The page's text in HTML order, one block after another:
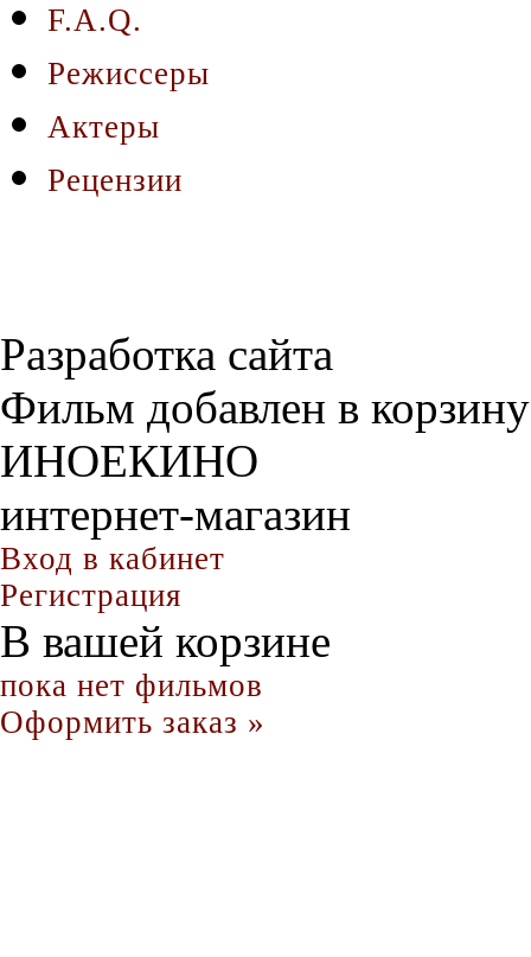
F.A.Q.
Режиссеры
Актеры
Рецензии
Разработка сайта
Фильм добавлен в корзину
ИНОЕКИНО
интернет-магазин
Вход в кабинет
Регистрация
В вашей корзине
пока нет фильмов
Оформить заказ »